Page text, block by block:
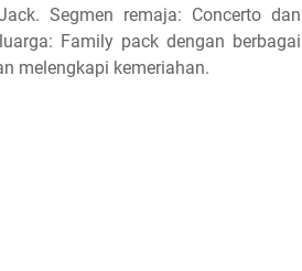
Segmen remaja: Concerto dan
Family pack dengan berbagai
melengkapi kemeriahan.